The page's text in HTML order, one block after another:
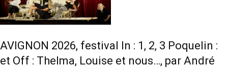
AVIGNON 2026, festival In : 1, 2, 3 Poquelin :
et Off : Thelma, Louise et nous…, par André